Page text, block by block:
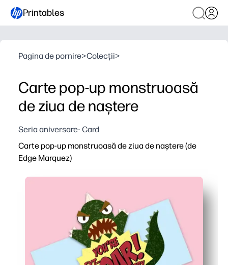
Printables
Pagina de pornire>Colecții>
Carte pop-up monstruoasă
de ziua de naștere
Seria aniversare- Card
Carte pop-up monstruoasă de ziua de naștere (de
Edge Marquez)